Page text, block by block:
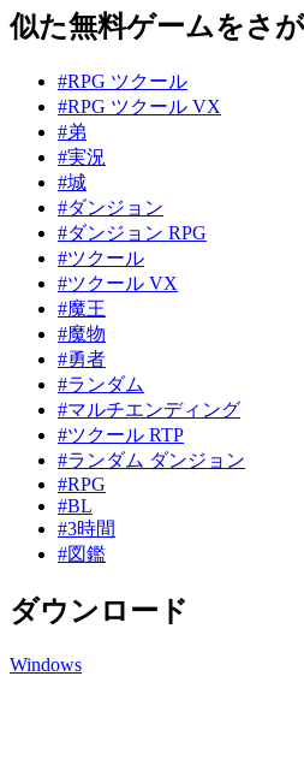
似た無料ゲームをさが
#RPG ツクール
#RPG ツクール VX
#弟
#実況
#城
#ダンジョン
#ダンジョン RPG
#ツクール
#ツクール VX
#魔王
#魔物
#勇者
#ランダム
#マルチエンディング
#ツクール RTP
#ランダム ダンジョン
#RPG
#BL
#3時間
#図鑑
ダウンロード
Windows